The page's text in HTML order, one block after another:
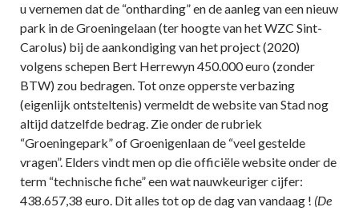
u vernemen dat de “ontharding” en de aanleg van een nieuw
park in de Groeningelaan (ter hoogte van het WZC Sint-
Carolus) bij de aankondiging van het project (2020)
volgens schepen Bert Herrewyn 450.000 euro (zonder
BTW) zou bedragen. Tot onze opperste verbazing
(eigenlijk ontsteltenis) vermeldt de website van Stad nog
altijd datzelfde bedrag. Zie onder de rubriek
“Groeningepark” of Groenigenlaan de “veel gestelde
vragen”. Elders vindt men op die officiële website onder de
term “technische fiche” een wat nauwkeuriger cijfer:
438.657,38 euro. Dit alles tot op de dag van vandaag ! (De